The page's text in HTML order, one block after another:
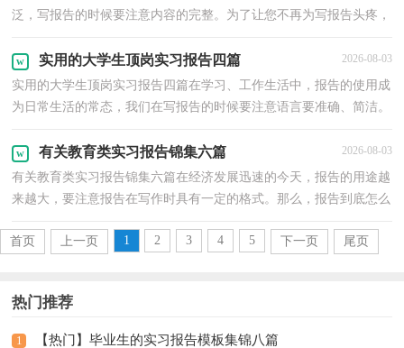
泛，写报告的时候要注意内容的完整。为了让您不再为写报告头疼，
实用的大学生顶岗实习报告四篇 2026-08-03
实用的大学生顶岗实习报告四篇在学习、工作生活中，报告的使用成
为日常生活的常态，我们在写报告的时候要注意语言要准确、简洁。
有关教育类实习报告锦集六篇 2026-08-03
有关教育类实习报告锦集六篇在经济发展迅速的今天，报告的用途越
来越大，要注意报告在写作时具有一定的格式。那么，报告到底怎么
首页
上一页 1 2 3 4 5 下一页 尾页
热门推荐
1 【热门】毕业生的实习报告模板集锦八篇